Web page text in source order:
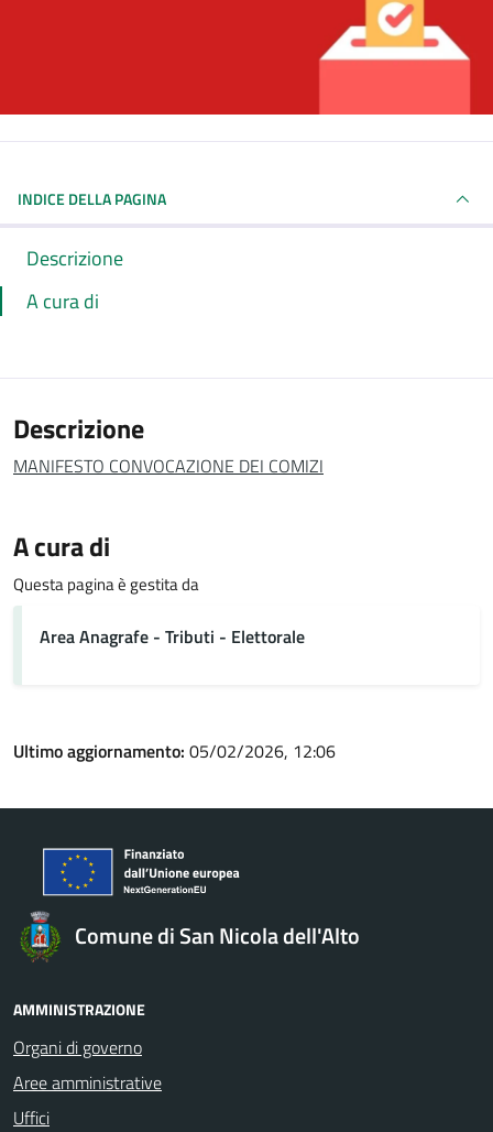
INDICE DELLA PAGINA
Descrizione
A cura di
Descrizione
MANIFESTO CONVOCAZIONE DEI COMIZI
A cura di
Questa pagina è gestita da
Area Anagrafe - Tributi - Elettorale
Ultimo aggiornamento: 05/02/2026, 12:06
Comune di San Nicola dell'Alto
AMMINISTRAZIONE
Organi di governo
Aree amministrative
Uffici